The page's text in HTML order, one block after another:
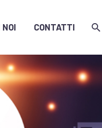
NOI CONTATTI